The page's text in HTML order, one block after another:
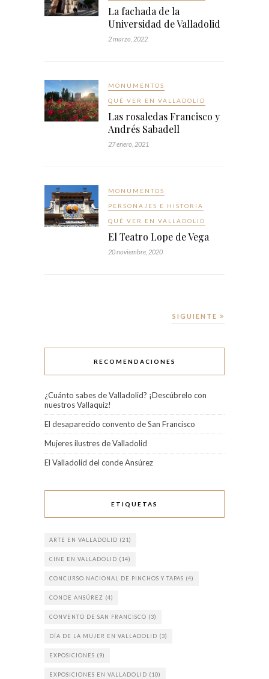
La fachada de la
Universidad de Valladolid
2 marzo, 2022
MONUMENTOS
QUÉ VER EN VALLADOLID
Las rosaledas Francisco y
Andrés Sabadell
27 enero, 2021
MONUMENTOS
PERSONAJES E HISTORIA
QUÉ VER EN VALLADOLID
El Teatro Lope de Vega
20 noviembre, 2020
SIGUIENTE
RECOMENDACIONES
¿Cuánto sabes de Valladolid? ¡Descúbrelo con
nuestros Vallaquiz!
El desaparecido convento de San Francisco
Mujeres ilustres de Valladolid
El Valladolid del conde Ansúrez
ETIQUETAS
ARTE EN VALLADOLID (21)
CINE EN VALLADOLID (14)
CONCURSO NACIONAL DE PINCHOS Y TAPAS (4)
CONDE ANSÚREZ (4)
CONVENTO DE SAN FRANCISCO (3)
DÍA DE LA MUJER EN VALLADOLID (3)
EXPOSICIONES (9)
EXPOSICIONES EN VALLADOLID (10)